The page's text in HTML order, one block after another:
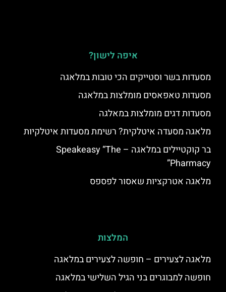
איפה לישון?
מסעדות בשר וסטייקים הכי טובות במלאגה
מסעדות טאפאסים מומלצות במלאגה
מסעדות דגים מומלצות במאלגה
מלאגה מסעדה איטלקית? רשימת מסעדות איטלקיות
בר קוקטיילים במלאגה – Speakeasy “The
Pharmacy”
מלאגה אטרקציות שאסור לפספס
המלצות
מלאגה לצעירים – חופשה לצעירים במלאגה
חופשה למבוגרים בני הגיל השלישי במלאגה